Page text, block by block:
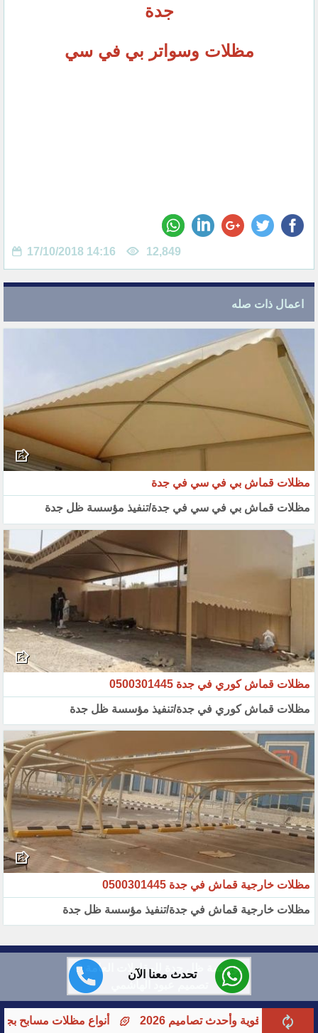
تحدث معنا الآن
تصاميم 2026 أنواع مظلات مسابح بجدةومظلات خارجية للمنازل 2026 | دليل
جدة
مظلات وسواتر بي في سي
17/10/2018 14:16 12,849
اعمال ذات صله
مظلات قماش بي في سي في جدة
مظلات قماش بي في سي في جدة/تنفيذ مؤسسة ظل جدة
مظلات قماش كوري في جدة 0500301445
مظلات قماش كوري في جدة/تنفيذ مؤسسة ظل جدة
مظلات خارجية قماش في جدة 0500301445
مظلات خارجية قماش في جدة/تنفيذ مؤسسة ظل جدة
مؤسسة ظل جدة للمقاولات العامة ©